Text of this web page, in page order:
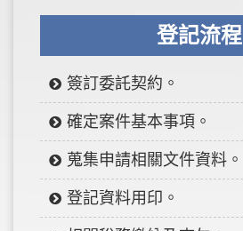
登記流程
簽訂委託契約。
確定案件基本事項。
蒐集申請相關文件資料。
登記資料用印。